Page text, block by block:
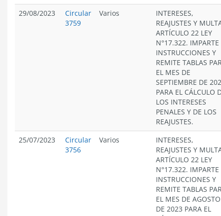
29/08/2023
Circular
3759
Varios
INTERESES,
REAJUSTES Y
ARTÍCULO 22 LEY
N°17.322. IMPARTE
INSTRUCCIONES Y
REMITE TABLAS
EL MES DE
SEPTIEMBRE DE
PARA EL CÁLCULO
LOS INTERESES
PENALES Y DE LOS
REAJUSTES.
25/07/2023
Circular
3756
Varios
INTERESES,
REAJUSTES Y
ARTÍCULO 22 LEY
N°17.322. IMPARTE
INSTRUCCIONES Y
REMITE TABLAS
EL MES DE AGOSTO
DE 2023 PARA EL